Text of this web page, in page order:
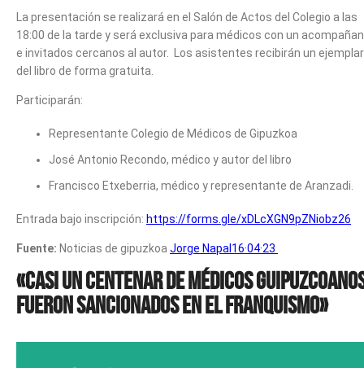
La presentación se realizará en el Salón de Actos del Colegio a las
18:00 de la tarde y será exclusiva para médicos con un
e invitados cercanos al autor. Los asistentes recibirán un ejemplar
del libro de forma gratuita.
Participarán:
Representante Colegio de Médicos de Gipuzkoa
José Antonio Recondo, médico y autor del libro
Francisco Etxeberria, médico y representante de Aranzadi.
Entrada bajo inscripción: https://forms.gle/xDLcXGN9pZNiobz26
Fuente: Noticias de gipuzkoa Jorge Napal16·04·23
«Casi un centenar de médicos
fueron sancionados en el franquismo»